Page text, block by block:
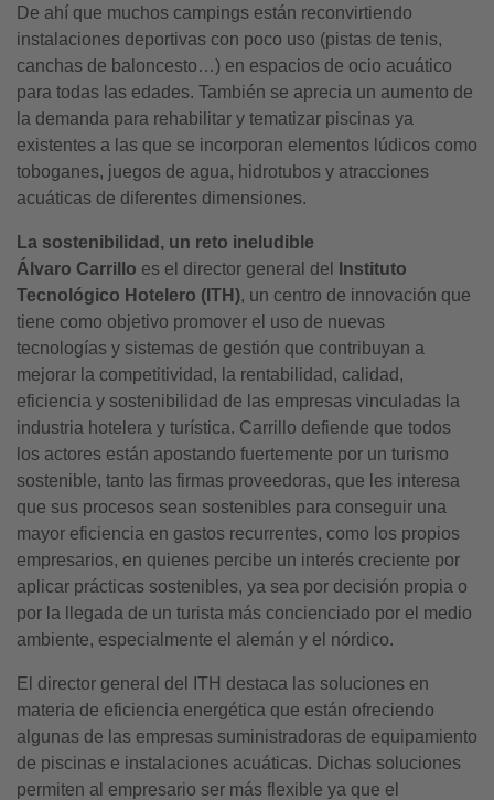
De ahí que muchos campings están reconvirtiendo
instalaciones deportivas con poco uso (pistas de tenis,
canchas de baloncesto…) en espacios de ocio acuático
para todas las edades. También se aprecia un aumento de
la demanda para rehabilitar y tematizar piscinas ya
existentes a las que se incorporan elementos lúdicos como
toboganes, juegos de agua, hidrotubos y atracciones
acuáticas de diferentes dimensiones.
La sostenibilidad, un reto ineludible
Álvaro Carrillo es el director general del
Instituto
Tecnológico Hotelero (ITH), un centro de innovación que
tiene como objetivo promover el uso de nuevas
tecnologías y sistemas de gestión que contribuyan a
mejorar la competitividad, la rentabilidad, calidad,
eficiencia y sostenibilidad de las empresas vinculadas la
industria hotelera y turística. Carrillo defiende que todos
los actores están apostando fuertemente por un turismo
sostenible, tanto las firmas proveedoras, que les interesa
que sus procesos sean sostenibles para conseguir una
mayor eficiencia en gastos recurrentes, como los propios
empresarios, en quienes percibe un interés creciente por
aplicar prácticas sostenibles, ya sea por decisión propia o
por la llegada de un turista más concienciado por el medio
ambiente, especialmente el alemán y el nórdico.
El director general del ITH destaca las soluciones en
materia de eficiencia energética que están ofreciendo
algunas de las empresas suministradoras de equipamiento
de piscinas e instalaciones acuáticas. Dichas soluciones
permiten al empresario ser más flexible ya que el